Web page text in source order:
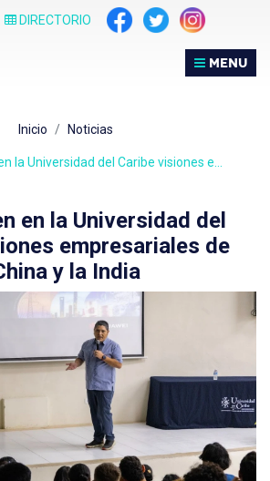
DIRECTORIO
MENU
Inicio Noticias
la Universidad del Caribe visiones e…
en la Universidad del
empresariales de
y la India